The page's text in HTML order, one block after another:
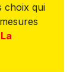
choix qui
La